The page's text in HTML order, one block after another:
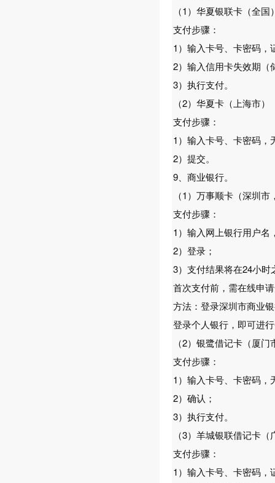
（1）华夏银联卡（全国
支付步骤：
1）输入卡号、卡密码，
2）输入信用卡失效期（
3）执行支付。
（2）华夏卡（上海市）
支付步骤：
1）输入卡号、卡密码，
2）提交。
9、商业银行。
（1）万事顺卡（深圳
支付步骤：
1）输入网上银行用户名
2）登录；
3）支付结果将在24小时
首次支付前，需在线申
方法：登录深圳市商业
登录个人银行，即可进
（2）银鹭借记卡（厦门
支付步骤：
1）输入卡号、卡密码，
2）确认；
3）执行支付。
（3）羊城银联借记卡（
支付步骤：
1）输入卡号、卡密码，